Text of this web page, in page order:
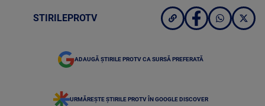
STIRILEPROTV
ADAUGĂ ȘTIRILE PROTV CA SURSĂ PREFERATĂ
URMĂREȘTE ȘTIRILE PROTV ÎN GOOGLE DISCOVER